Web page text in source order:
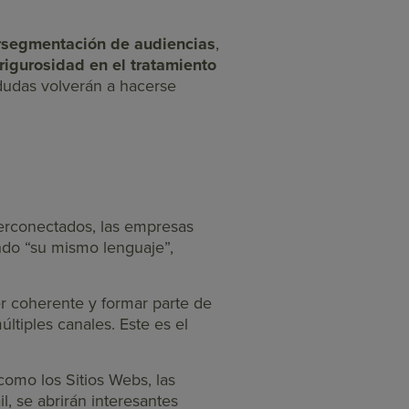
de audiencias,
rigurosidad en el tratamiento
volverán a hacerse
las empresas
“su mismo lenguaje”,
coherente y formar parte de
canales. Este es el
los Sitios Webs, las
se abrirán interesantes